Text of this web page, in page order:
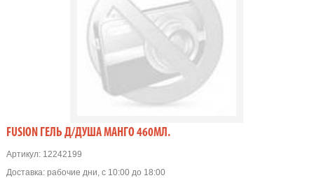
FUSION ГЕЛЬ Д/ДУША МАНГО 460МЛ.
Артикул:12242199
Доставка: рабочие дни, с 10:00 до 18:00